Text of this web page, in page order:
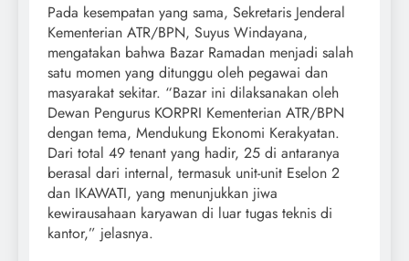
Pada kesempatan yang sama, Sekretaris Jenderal
Kementerian ATR/BPN, Suyus Windayana,
mengatakan bahwa Bazar Ramadan menjadi salah
satu momen yang ditunggu oleh pegawai dan
masyarakat sekitar. “Bazar ini dilaksanakan oleh
Dewan Pengurus KORPRI Kementerian ATR/BPN
dengan tema, Mendukung Ekonomi Kerakyatan.
Dari total 49 tenant yang hadir, 25 di antaranya
berasal dari internal, termasuk unit-unit Eselon 2
dan IKAWATI, yang menunjukkan jiwa
kewirausahaan karyawan di luar tugas teknis di
kantor,” jelasnya.